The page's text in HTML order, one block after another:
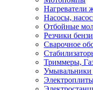
Нагреватели
Насосы,
Отбойные
Резчики
Сварочное
Триммеры,
Умывальники